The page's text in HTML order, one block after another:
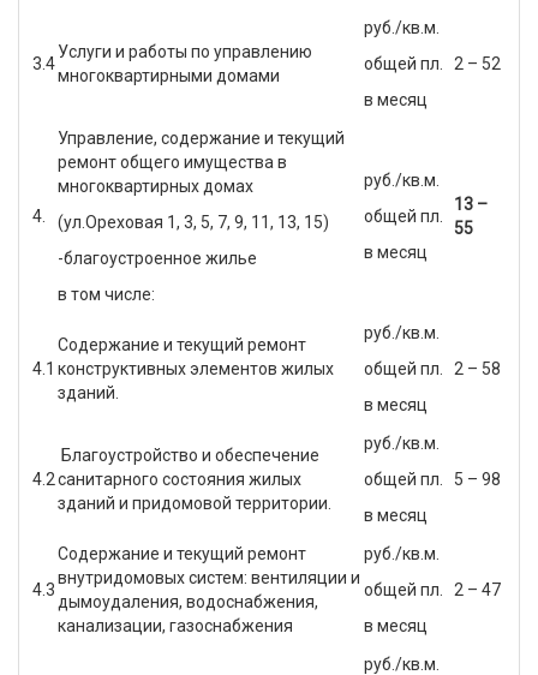
3.4
Услуги и работы по управлению
многоквартирными домами
руб./кв.м.
общей пл.
в месяц
2 – 52
4.
Управление, содержание и текущий
ремонт общего имущества в
многоквартирных домах
(ул.Ореховая 1, 3, 5, 7, 9, 11, 13, 15)
-благоустроенное жилье
в том числе:
руб./кв.м.
общей пл.
в месяц
13 –
55
4.1
Содержание и текущий ремонт
конструктивных элементов жилых
зданий.
руб./кв.м.
общей пл.
в месяц
2 – 58
4.2
Благоустройство и обеспечение
санитарного состояния жилых
зданий и придомовой территории.
руб./кв.м.
общей пл.
в месяц
5 – 98
4.3
Содержание и текущий ремонт
внутридомовых систем: вентиляции и
дымоудаления, водоснабжения,
канализации, газоснабжения
руб./кв.м.
общей пл.
в месяц
2 – 47
руб./кв.м.